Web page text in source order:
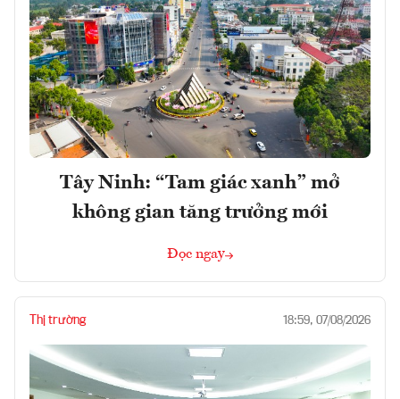
Tây Ninh: “Tam giác xanh” mở
không gian tăng trưởng mới
Đọc ngay
Thị trường 18:59, 07/08/2026